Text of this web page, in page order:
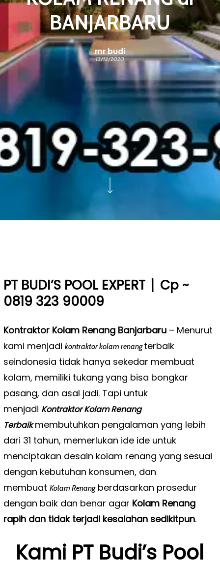
BANJARBARU
mr budi
13/12/2020
PT BUDI’S POOL EXPERT| Cp ~
0819 323 90009
Kontraktor Kolam Renang Banjarbaru– Menurut
kami menjadi kontraktor kolam renangterbaik
seindonesia tidak hanya sekedar membuat
kolam, memiliki tukang yang bisa bongkar
pasang, dan asal jadi. Tapi untuk
menjadi Kontraktor Kolam Renang
Terbaikmembutuhkan pengalaman yang lebih
dari 31 tahun, memerlukan ide ide untuk
menciptakan desain kolam renang yang sesuai
dengan kebutuhan konsumen, dan
membuat Kolam Renangberdasarkan prosedur
dengan baik dan benar agar Kolam Renang
rapih dan tidak terjadi kesalahan sedikitpun.
Kami PT Budi’s Pool